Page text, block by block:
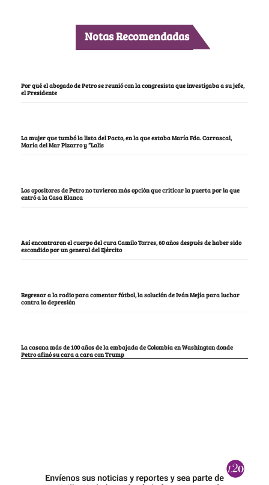
Notas Recomendadas
Por qué el abogado de Petro se reunió con la congresista que investigaba a su jefe,
el Presidente
La mujer que tumbó la lista del Pacto, en la que estaba María Fda. Carrascal,
María del Mar Pizarro y “Lalis
Los opositores de Petro no tuvieron más opción que criticar la puerta por la que
entró a la Casa Blanca
Así encontraron el cuerpo del cura Camilo Torres, 60 años después de haber sido
escondido por un general del Ejército
Regresar a la radio para comentar fútbol, la solución de Iván Mejía para luchar
contra la depresión
La casona más de 100 años de la embajada de Colombia en Washington donde
Petro afinó su cara a cara con Trump